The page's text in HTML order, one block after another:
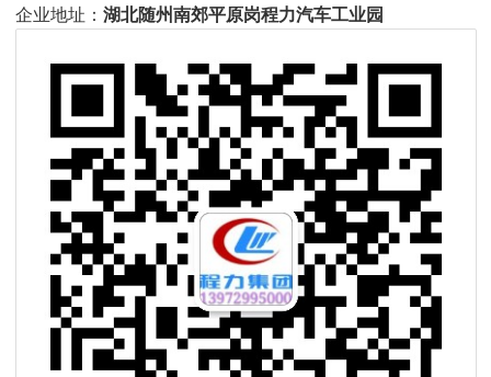
企业地址： 湖北随州南郊平原岗程力汽车工业园